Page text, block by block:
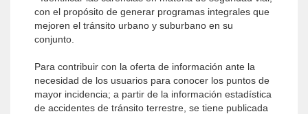
con el propósito de generar programas integrales que
mejoren el tránsito urbano y suburbano en su
conjunto.
Para contribuir con la oferta de información ante la
necesidad de los usuarios para conocer los puntos de
mayor incidencia; a partir de la información estadística
de accidentes de tránsito terrestre, se tiene publicada